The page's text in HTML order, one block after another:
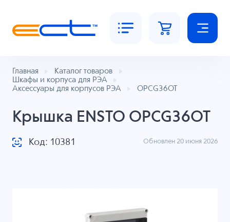
Главная
Каталог товаров
Шкафы и корпуса для РЭА
Аксессуары для корпусов РЭА
OPCG36OT
Крышка ENSTO OPCG36OT
Код: 10381 Обновлен 20 июня 2026